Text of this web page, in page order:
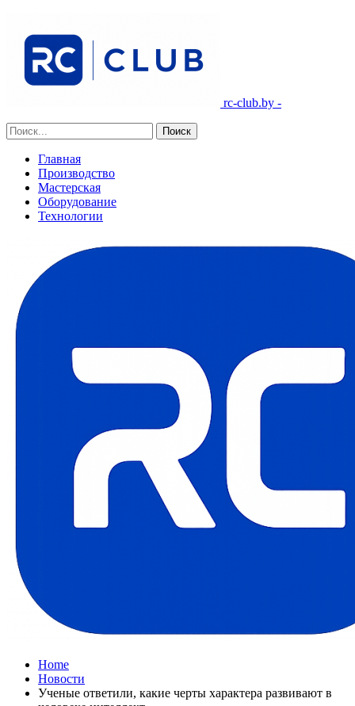
rc-club.by -
Главная
Производство
Мастерская
Оборудование
Технологии
Home
Новости
Ученые ответили, какие черты характера развивают в